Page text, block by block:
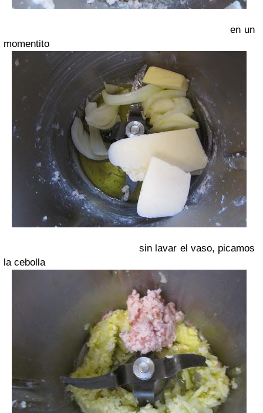
en un
momentito
sin lavar el vaso, picamos
la cebolla